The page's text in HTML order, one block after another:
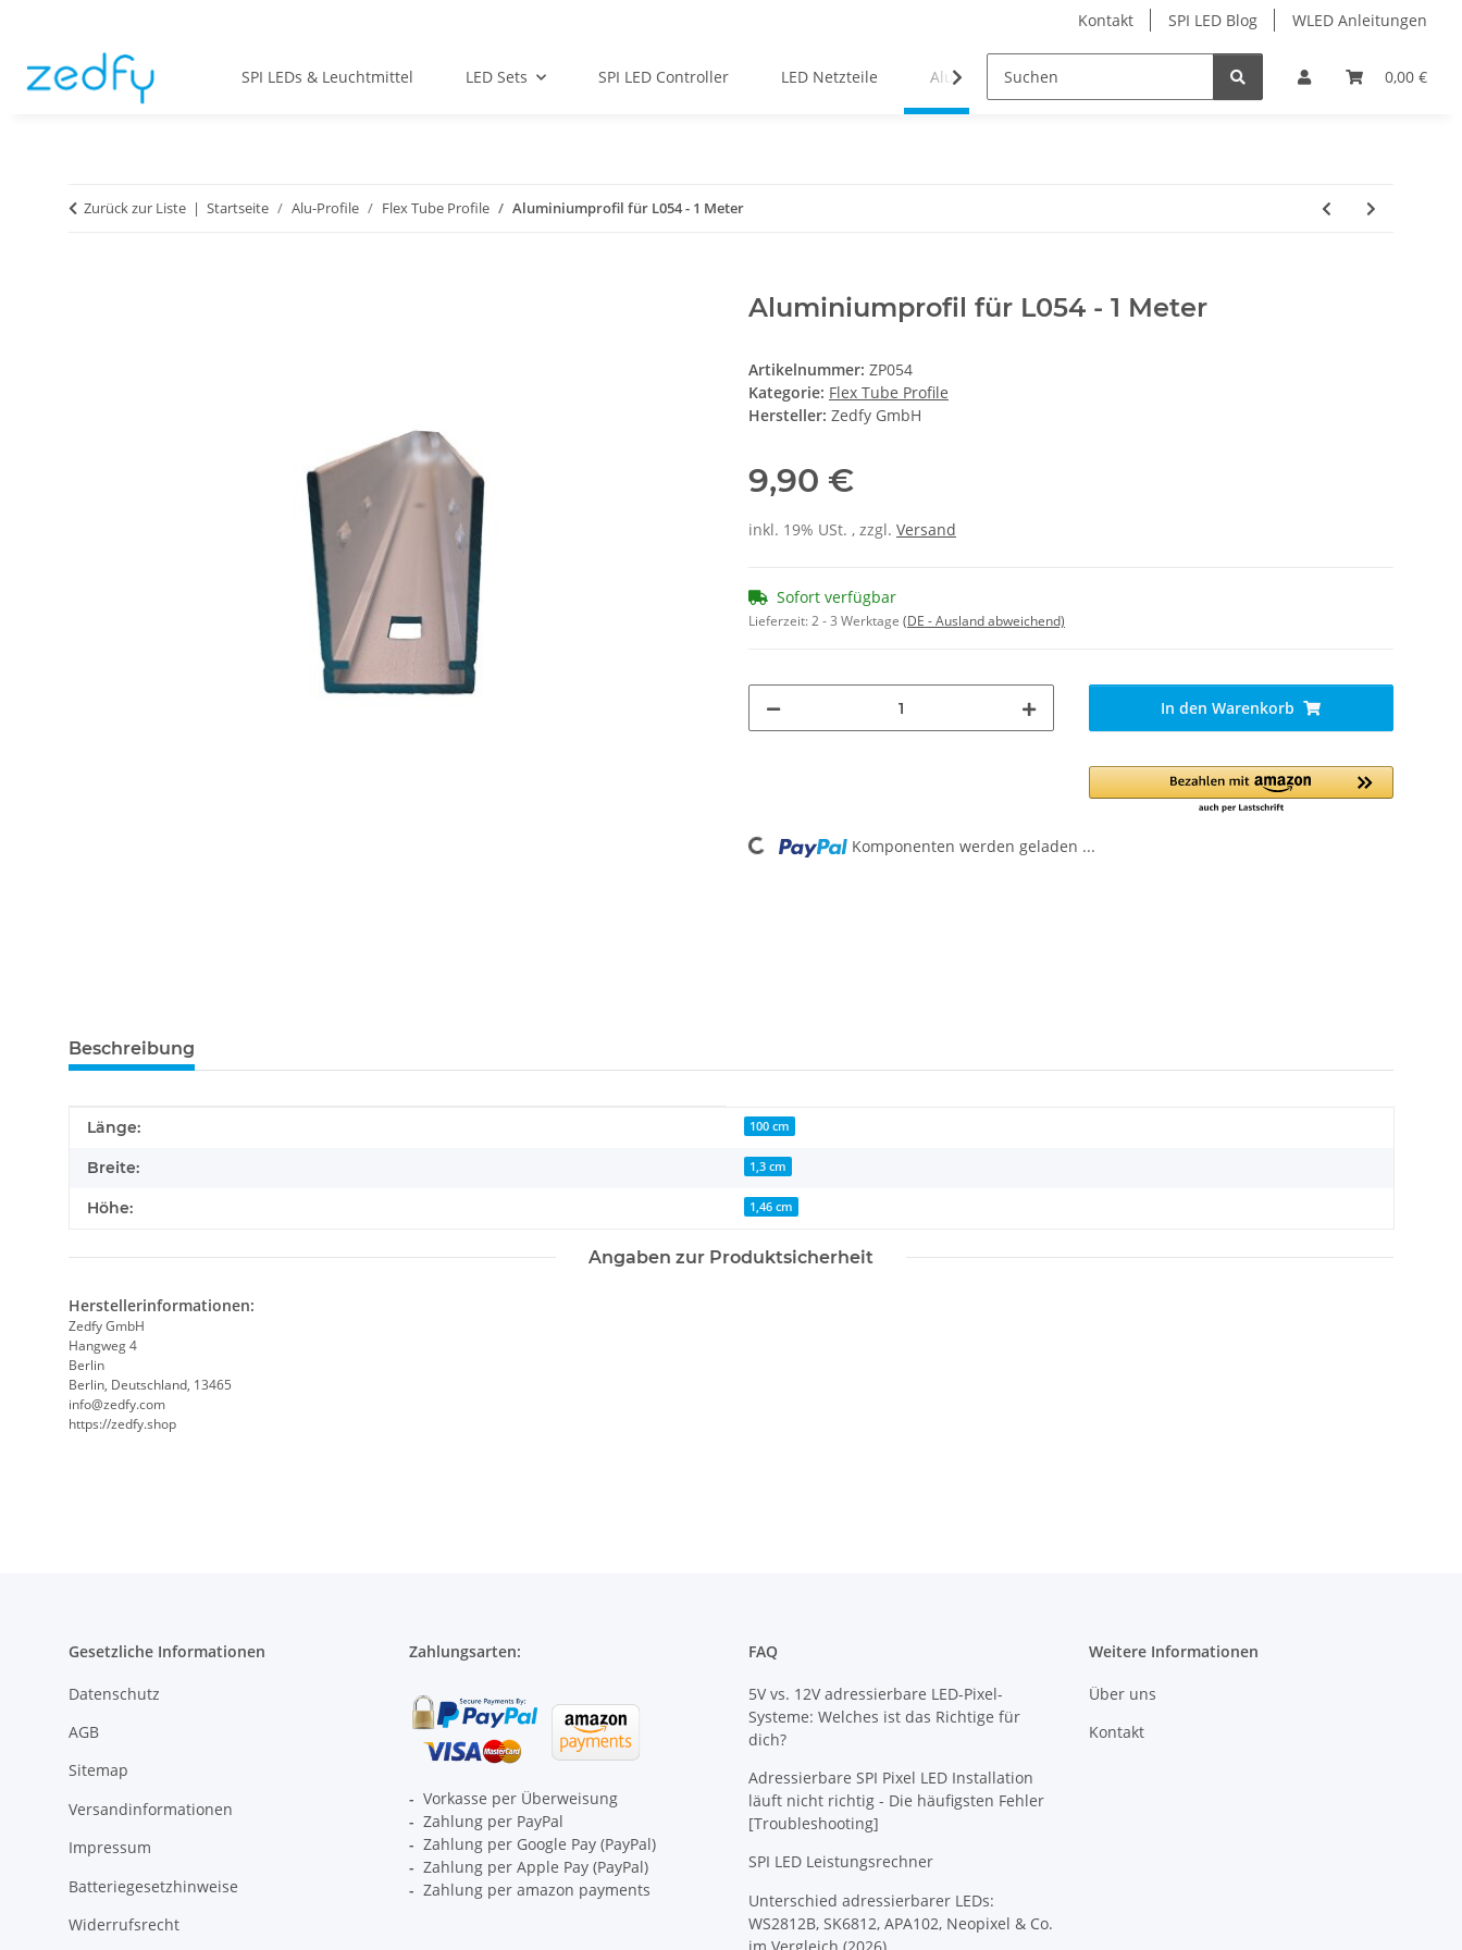
Kontakt SPI LED Blog WLED Anleitungen
0,00 €
SPI LEDs & Leuchtmittel LED Sets SPI LED Controller LED Netzteile Alu-Profile Zubehör
Zurück zur Liste Startseite Alu-Profile Flex Tube Profile Aluminiumprofil für L054 - 1 Meter
Aluminiumprofil für L054 - 1 Meter
Artikelnummer: ZP054
Kategorie: Flex Tube Profile
Hersteller: Zedfy GmbH
9,90 €
inkl. 19% USt. , zzgl. Versand
Sofort verfügbar
Lieferzeit:2 - 3 Werktage (DE - Ausland abweichend)
In den Warenkorb
Loading... Komponenten werden geladen ...
Beschreibung
Produkteigenschaft
Wert
Länge: 100 cm
Breite: 1,3 cm
Höhe: 1,46 cm
Angaben zur Produktsicherheit
Herstellerinformationen:
Zedfy GmbH
Hangweg 4
Berlin
Berlin, Deutschland, 13465
info@zedfy.com
https://zedfy.shop
Gesetzliche Informationen
Datenschutz
AGB
Sitemap
Versandinformationen
Impressum
Batteriegesetzhinweise
Widerrufsrecht
Zahlungsarten:
- Vorkasse per Überweisung
- Zahlung per PayPal
- Zahlung per Google Pay (PayPal)
- Zahlung per Apple Pay (PayPal)
- Zahlung per amazon payments
FAQ
5V vs. 12V adressierbare LED-Pixel-
Systeme: Welches ist das Richtige für
dich?
Adressierbare SPI Pixel LED Installation
läuft nicht richtig - Die häufigsten Fehler
[Troubleshooting]
SPI LED Leistungsrechner
Unterschied adressierbarer LEDs:
WS2812B, SK6812, APA102, Neopixel & Co.
Weitere Informationen
Über uns
Kontakt